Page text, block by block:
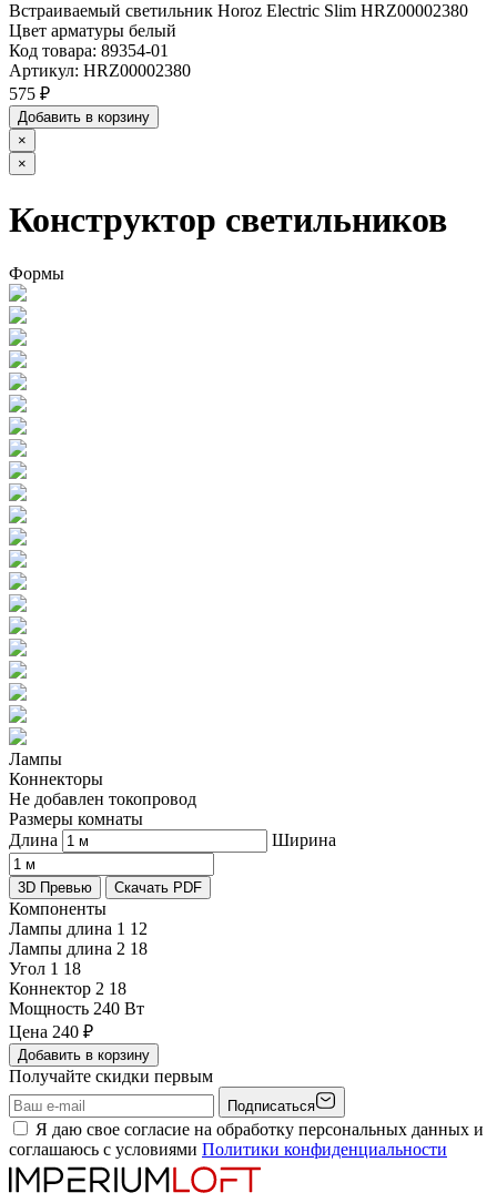
Встраиваемый светильник Horoz Electric Slim HRZ00002380
Цвет арматуры белый
Код товара: 89354-01
Артикул: HRZ00002380
575 ₽
Добавить в корзину
×
×
Конструктор светильников
Формы
Лампы
Коннекторы
Не добавлен токопровод
Размеры комнаты
Длина
Ширина
3D Превью Скачать PDF
Компоненты
Лампы длина 1 12
Лампы длина 2 18
Угол 1 18
Коннектор 2 18
Мощность 240 Вт
Цена 240 ₽
Добавить в корзину
Получайте скидки первым
Подписаться
Я даю свое согласие на обработку персональных данных и
соглашаюсь с условиями Политики конфиденциальности